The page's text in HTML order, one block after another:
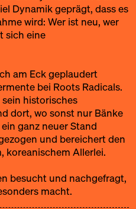
Dynamik geprägt, dass es
wird: Wer ist neu, wer
sich eine
am Eck geplaudert
bei Roots Radicals.
historisches
dort, wo sonst nur Bänke
ganz neuer Stand
und bereichert den
koreanischem Allerlei.
besucht und nachgefragt,
macht.